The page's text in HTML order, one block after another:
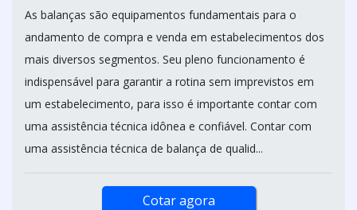
As balanças são equipamentos fundamentais para o
andamento de compra e venda em estabelecimentos dos
mais diversos segmentos. Seu pleno funcionamento é
indispensável para garantir a rotina sem imprevistos em
um estabelecimento, para isso é importante contar com
uma assistência técnica idônea e confiável. Contar com
uma assistência técnica de balança de qualid...
Cotar agora